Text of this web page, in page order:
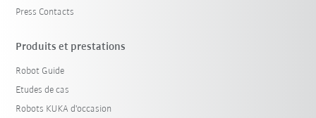
Press Contacts
Produits et prestations
Robot Guide
Etudes de cas
Robots KUKA d'occasion